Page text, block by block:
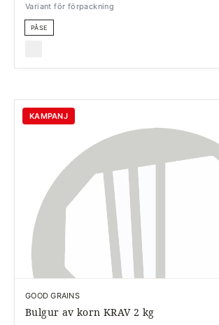
Variant för förpackning
PÅSE
KAMPANJ
GOOD GRAINS
Bulgur av korn KRAV 2 kg